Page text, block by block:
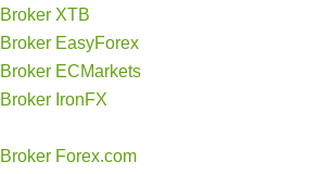
Broker XTB
Broker EasyForex
Broker ECMarkets
Broker IronFX
Broker Forex.com